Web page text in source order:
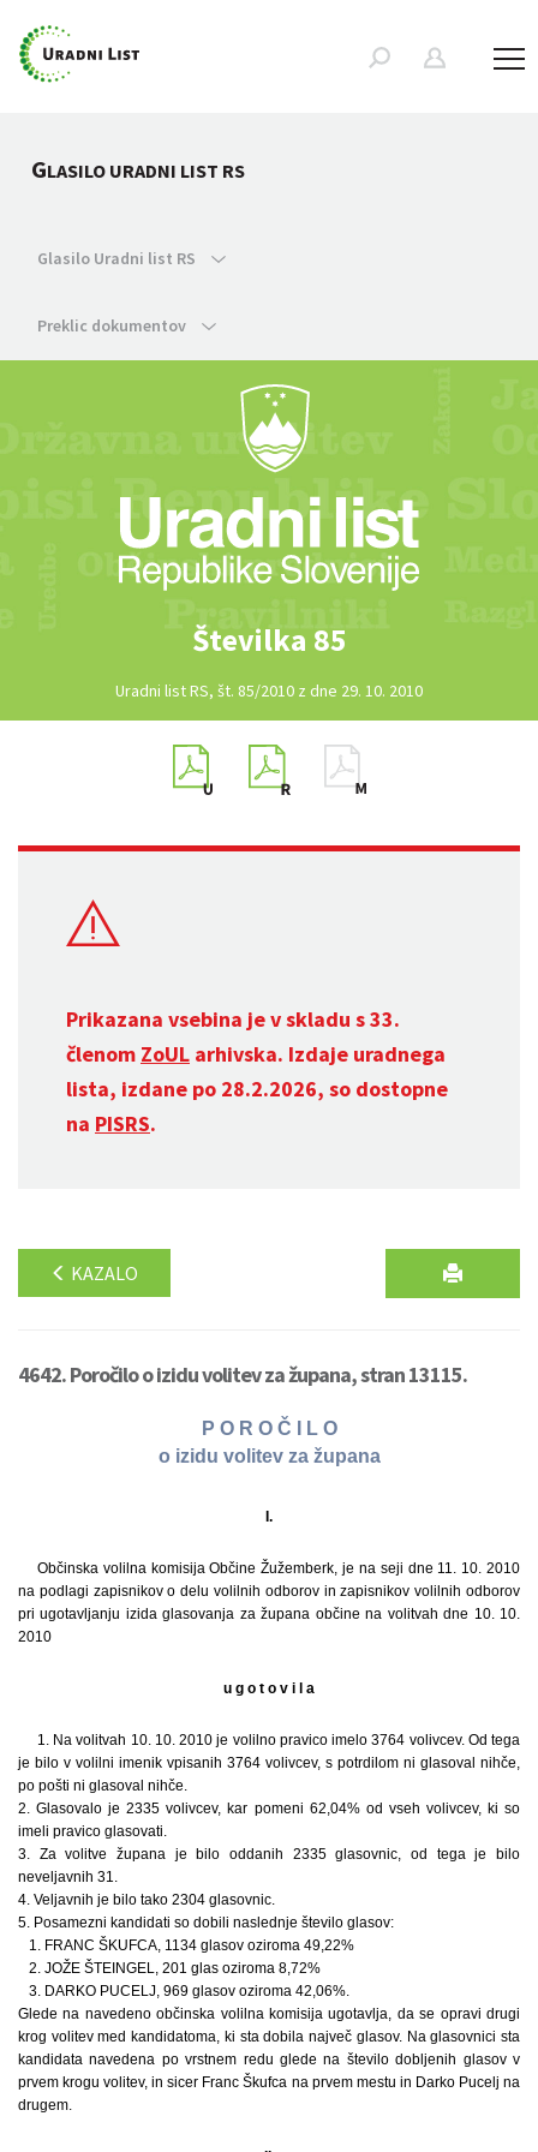
GLASILO URADNI LIST RS
Glasilo Uradni list RS
Preklic dokumentov
Številka 85
Uradni list RS, št. 85/2010 z dne 29. 10. 2010
Prikazana vsebina je v skladu s 33.
členom ZoUL arhivska. Izdaje uradnega
lista, izdane po 28.2.2026, so dostopne
na PISRS.
KAZALO
4642. Poročilo o izidu volitev za župana, stran 13115.
P O R O Č I L O
o izidu volitev za župana
I.
Občinska volilna komisija Občine Žužemberk, je na seji dne 11. 10. 2010
na podlagi zapisnikov o delu volilnih odborov in zapisnikov volilnih odborov
pri ugotavljanju izida glasovanja za župana občine na volitvah dne 10. 10.
2010
u g o t o v i l a
1. Na volitvah 10. 10. 2010 je volilno pravico imelo 3764 volivcev. Od tega
je bilo v volilni imenik vpisanih 3764 volivcev, s potrdilom ni glasoval nihče,
po pošti ni glasoval nihče.
2. Glasovalo je 2335 volivcev, kar pomeni 62,04% od vseh volivcev, ki so
imeli pravico glasovati.
3. Za volitve župana je bilo oddanih 2335 glasovnic, od tega je bilo
neveljavnih 31.
4. Veljavnih je bilo tako 2304 glasovnic.
5. Posamezni kandidati so dobili naslednje število glasov:
1. FRANC ŠKUFCA, 1134 glasov oziroma 49,22%
2. JOŽE ŠTEINGEL, 201 glas oziroma 8,72%
3. DARKO PUCELJ, 969 glasov oziroma 42,06%.
Glede na navedeno občinska volilna komisija ugotavlja, da se opravi drugi
krog volitev med kandidatoma, ki sta dobila največ glasov. Na glasovnici sta
kandidata navedena po vrstnem redu glede na število dobljenih glasov v
prvem krogu volitev, in sicer Franc Škufca na prvem mestu in Darko Pucelj na
drugem.